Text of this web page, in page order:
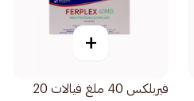
+
فيربلكس 40 ملغ فيالات 20